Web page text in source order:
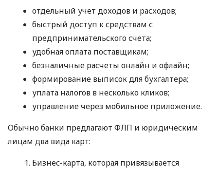
отдельный учет доходов и расходов;
быстрый доступ к средствам с
предпринимательского счета;
удобная оплата поставщикам;
безналичные расчеты онлайн и офлайн;
формирование выписок для бухгалтера;
уплата налогов в несколько кликов;
управление через мобильное приложение.
Обычно банки предлагают ФЛП и юридическим
лицам два вида карт:
Бизнес-карта, которая привязывается